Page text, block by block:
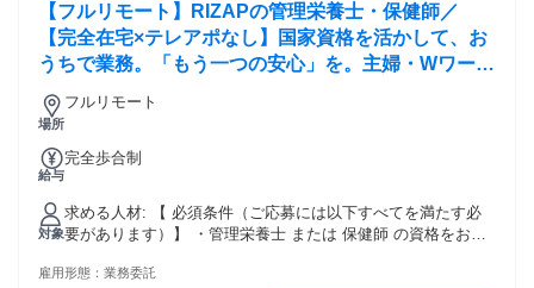
【フルリモート】RIZAPの管理栄養士・保健師／
【完全在宅×テレアポなし】国家資格を活かして、お
うちで業務。「もう一つの安心」を。主婦・Wワーカ
ー活躍中！「平日の日中だけ」「夕方以降の数時間だ
け」など、生活リズムに合わせた時間調整が可能で
応えのある収入に。充実のサポート体制で、安心の在
場所
フルリモート
給与
完全歩合制
対象
求める人材: 【 必須条件（ご応募には以下すべてを満たす必
要があります）】 ・管理栄養士 または 保健師 の資格をお持
書（管理栄養士、または保健師の免許証のコピー）の提出が
雇用形態： 業務委託